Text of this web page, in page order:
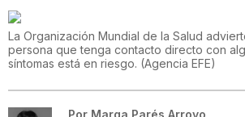
La Organización Mundial de la Salud
persona que tenga contacto directo con
síntomas está en riesgo. (Agencia EFE)